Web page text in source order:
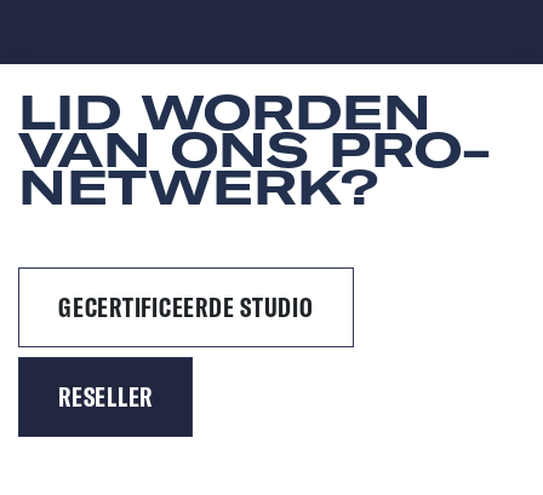
LID WORDEN
VAN ONS PRO-
NETWERK?
GECERTIFICEERDE STUDIO
RESELLER